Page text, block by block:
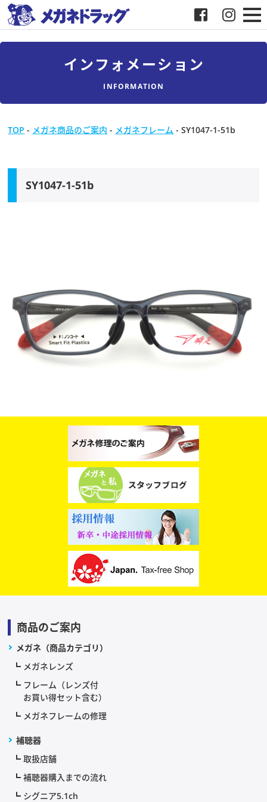
メガネドラッグについて
インフォメーション
INFORMATION
TOP - メガネ商品のご案内 - メガネフレーム -SY1047-1-51b
SY1047-1-51b
商品のご案内
メガネ（商品カテゴリ）
メガネレンズ
フレーム（レンズ付
お買い得セット含む）
メガネフレームの修理
補聴器
取扱店舗
補聴器購入までの流れ
シグニア5.1ch